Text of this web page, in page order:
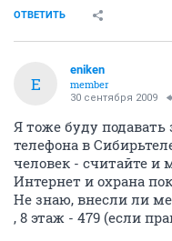
ОТВЕТИТЬ
E
eniken
member
30 сентября 2009
Я тоже буду подавать
телефона в
человек - считайте и
Интернет и охрана
Не знаю, внесли ли
, 8 этаж - 479 (если